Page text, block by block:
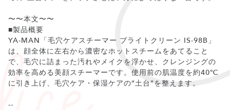
〜〜本文〜〜
■製品概要
YA-MAN「毛穴ケアスチーマー ブライトクリーン IS-98B」
は、顔全体に左右から濃密なホットスチームをあてること
で、毛穴に詰まった汚れやメイクを浮かせ、クレンジングの
効率を高める美顔スチーマーです。使用前の肌温度を約40℃
に引き上げ、毛穴ケア・保湿ケアの“土台”を整えます。
--